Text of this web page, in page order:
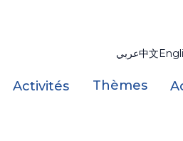
عربي中文
Activités Thèmes